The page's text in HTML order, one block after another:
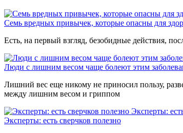
Семь вредных привычек, которые опасны для
Есть, на первый взгляд, безобидные действия,
Люди с лишним весом чаще болеют этим
Лишний вес еще никому не приносил пользу,
между лишним весом и гриппом
Эксперты:
Эксперты: есть сверчков полезно